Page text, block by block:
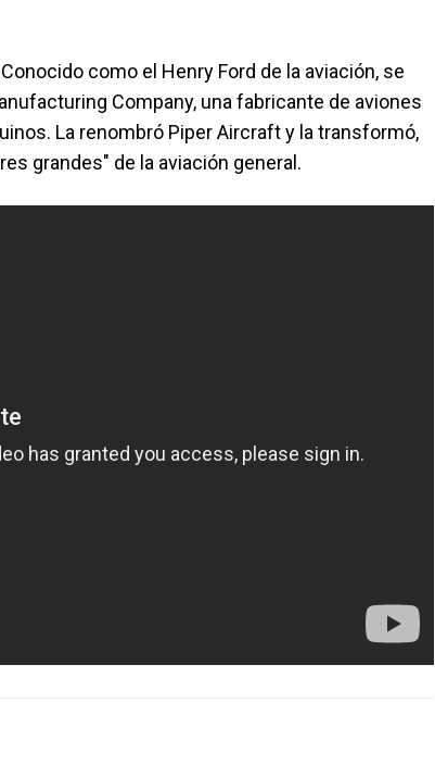
como el Henry Ford de la aviación, se
Company, una fabricante de aviones
La renombró Piper Aircraft y la transformó,
grandes" de la aviación general.